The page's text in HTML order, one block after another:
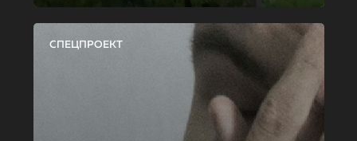
СПЕЦПРОЕКТ